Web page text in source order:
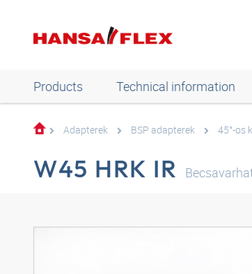
Products Technical information
Adapterek BSP adapterek 45°-os
W45 HRK IR